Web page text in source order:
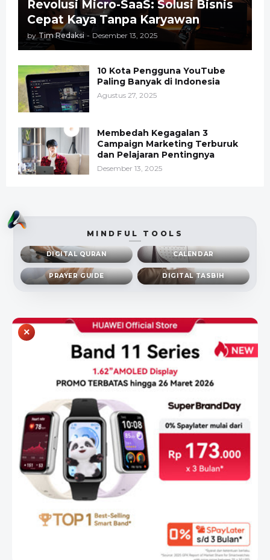
Revolusi Micro-SaaS: Solusi Bisnis
Cepat Kaya Tanpa Karyawan
by Tim Redaksi - Desember 13, 2025
10 Kota Pengguna YouTube
Paling Banyak di Indonesia
Agustus 27, 2025
Membedah Kegagalan 3
Campaign Marketing Terburuk
dan Pelajaran Pentingnya
Desember 13, 2025
MINDFUL TOOLS
DIGITAL QURAN CALENDAR
PRAYER GUIDE DIGITAL TASBIH
×